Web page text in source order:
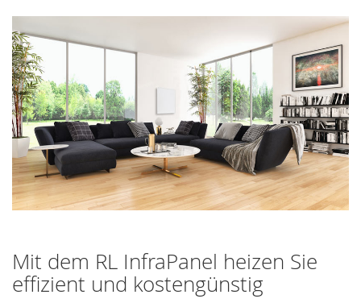
Mit dem RL InfraPanel heizen Sie
effizient und kostengünstig